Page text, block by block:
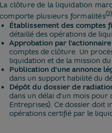
La clôture de la liquidation
comporte plusieurs formalités(2)
Établissement des comptes
détaillé des opérations de
Approbation par
comptes de clôture. Un
liquidation et de la mission
Publication d'une annonce
dans un support habilité du
Dépôt du dossier de
dans un délai d'un mois pour
Entreprises). Ce dossier doit
opérations certifié par le